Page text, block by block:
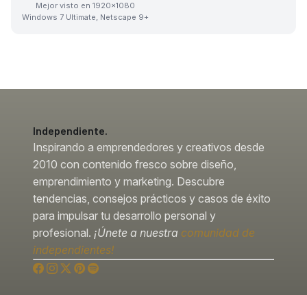
Mejor visto en 1920x1080
Windows 7 Ultimate, Netscape 9+
Independiente.
Inspirando a emprendedores y creativos desde
2010 con contenido fresco sobre diseño,
emprendimiento y marketing. Descubre
tendencias, consejos prácticos y casos de éxito
para impulsar tu desarrollo personal y
profesional. ¡Únete a nuestra comunidad de
independientes!